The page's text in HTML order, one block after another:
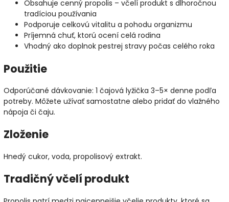
Obsahuje cenný propolis – včelí produkt s dlhoročnou
tradíciou používania
Podporuje celkovú vitalitu a pohodu organizmu
Príjemná chuť, ktorú ocení celá rodina
Vhodný ako doplnok pestrej stravy počas celého roka
Použitie
Odporúčané dávkovanie: 1 čajová lyžička 3–5× denne podľa
potreby. Môžete užívať samostatne alebo pridať do vlažného
nápoja či čaju.
Zloženie
Hnedý cukor, voda, propolisový extrakt.
Tradičný včelí produkt